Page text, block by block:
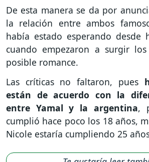
De esta manera se da por
la relación entre ambos
había estado esperando desde
cuando empezaron a surgir
posible romance.
Las críticas no faltaron, pues
están de acuerdo con la
entre Yamal y la argentina,
cumplió hace poco los 18 años,
Nicole estaría cumpliendo 25